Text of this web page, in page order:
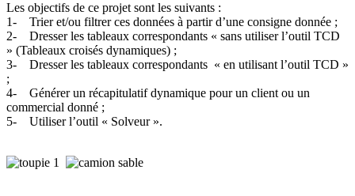
Les objectifs de ce projet sont les suivants :
1- Trier et/ou filtrer ces données à partir d’une consigne donnée ;
2- Dresser les tableaux correspondants « sans utiliser l’outil TCD
» (Tableaux croisés dynamiques) ;
3- Dresser les tableaux correspondants « en utilisant l’outil TCD »
;
4- Générer un récapitulatif dynamique pour un client ou un
commercial donné ;
5- Utiliser l’outil « Solveur ».